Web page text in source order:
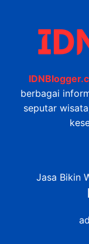
berbagai
seputar
Jasa Bikin